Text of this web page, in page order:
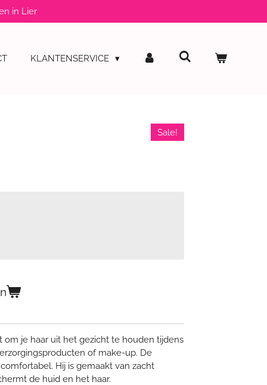
in Lier
KLANTENSERVICE
Sale!
om je haar uit het gezicht te houden tijdens
of make-up. De
Hij is gemaakt van zacht
de huid en het haar.